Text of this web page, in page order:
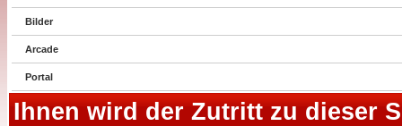
Bilder
Arcade
Portal
Ihnen wird der Zutritt zu dieser